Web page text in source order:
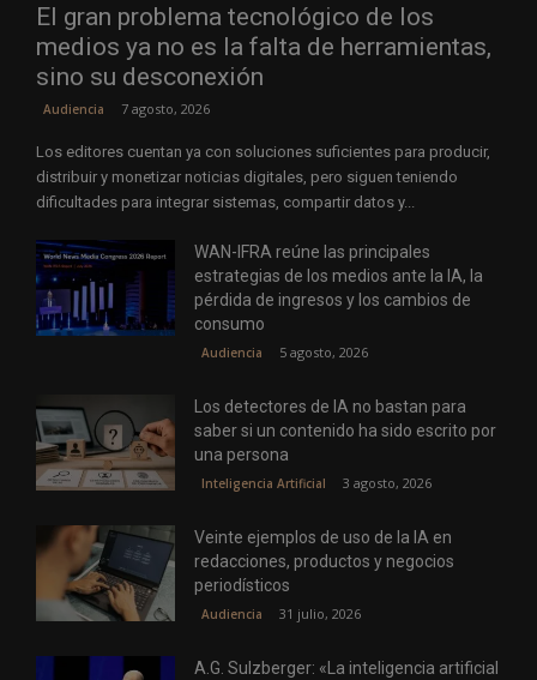
El gran problema tecnológico de los
medios ya no es la falta de herramientas,
sino su desconexión
Audiencia 7 agosto, 2026
Los editores cuentan ya con soluciones suficientes para producir,
distribuir y monetizar noticias digitales, pero siguen teniendo
dificultades para integrar sistemas, compartir datos y...
WAN-IFRA reúne las principales
estrategias de los medios ante la IA, la
pérdida de ingresos y los cambios de
consumo
Audiencia 5 agosto, 2026
Los detectores de IA no bastan para
saber si un contenido ha sido escrito por
una persona
Inteligencia Artificial 3 agosto, 2026
Veinte ejemplos de uso de la IA en
redacciones, productos y negocios
periodísticos
Audiencia 31 julio, 2026
A.G. Sulzberger: «La inteligencia artificial